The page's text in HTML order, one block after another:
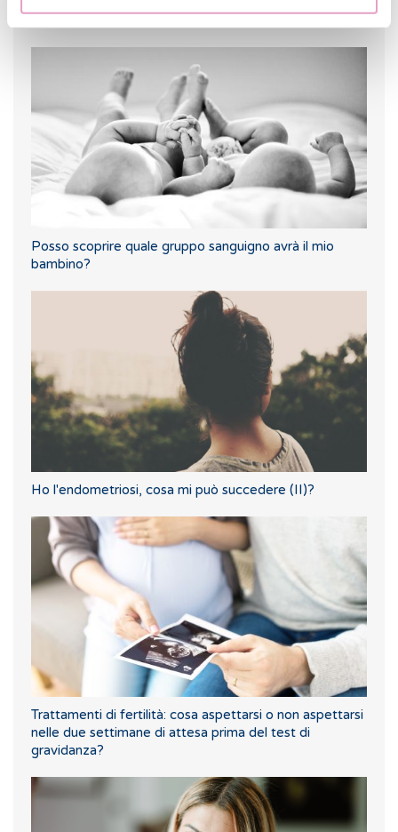
Posso scoprire quale gruppo sanguigno avrà il mio
bambino?
Ho l'endometriosi, cosa mi può succedere (II)?
Trattamenti di fertilità: cosa aspettarsi o non aspettarsi
nelle due settimane di attesa prima del test di
gravidanza?